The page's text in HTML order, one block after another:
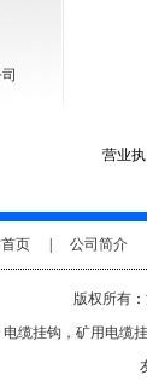
桥开
营业
页 公司简介
版权所有 ：
电缆挂钩，矿用电缆